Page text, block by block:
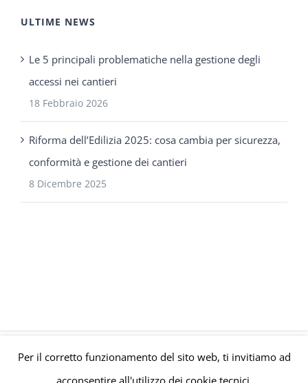
ULTIME NEWS
Le 5 principali problematiche nella gestione degli
accessi nei cantieri
18 Febbraio 2026
Riforma dell’Edilizia 2025: cosa cambia per sicurezza,
conformità e gestione dei cantieri
8 Dicembre 2025
© Gruppo Polaris P.IVA C.F. Iscriz. CCIAA 08671820010 |Privacy e
Per il corretto funzionamento del sito web, ti invitiamo ad